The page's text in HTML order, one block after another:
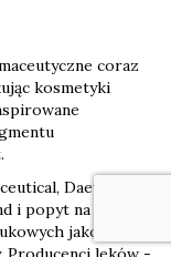
coraz
kosmetyki
Daewoong
i popyt na
jako